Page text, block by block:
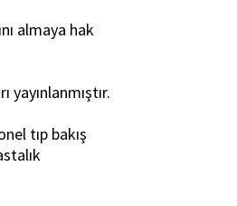
almaya hak
tıp bakış